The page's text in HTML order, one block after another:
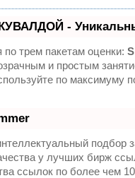
-
трем пакетам оценки:
и простым
по максимуму
подбор
у лучших бирж
ссылок по более чем